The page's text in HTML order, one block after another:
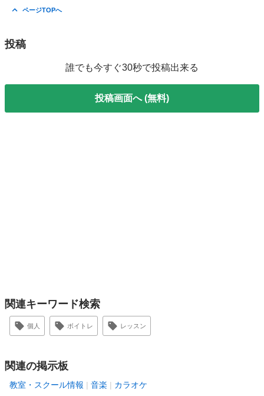
ページTOPへ
投稿
誰でも今すぐ30秒で投稿出来る
投稿画面へ (無料)
関連キーワード検索
個人 ボイトレ レッスン
関連の掲示板
教室・スクール情報 音楽 カラオケ